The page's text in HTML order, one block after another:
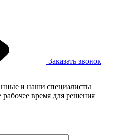
Заказать звонок
и наши специалисты
время для решения